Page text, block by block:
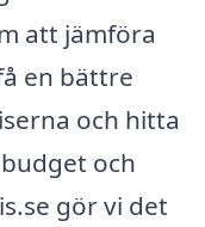
att jämföra
en bättre
och hitta
och
gör vi det